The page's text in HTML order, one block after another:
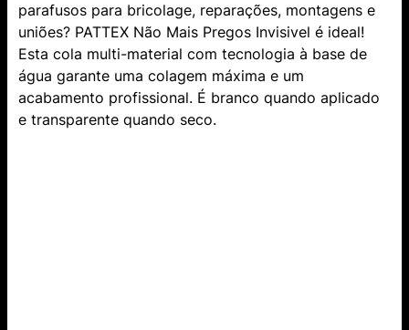
parafusos para bricolage, reparações, montagens e
uniões? PATTEX Não Mais Pregos Invisivel é ideal!
Esta cola multi-material com tecnologia à base de
água garante uma colagem máxima e um
acabamento profissional. É branco quando aplicado
e transparente quando seco.